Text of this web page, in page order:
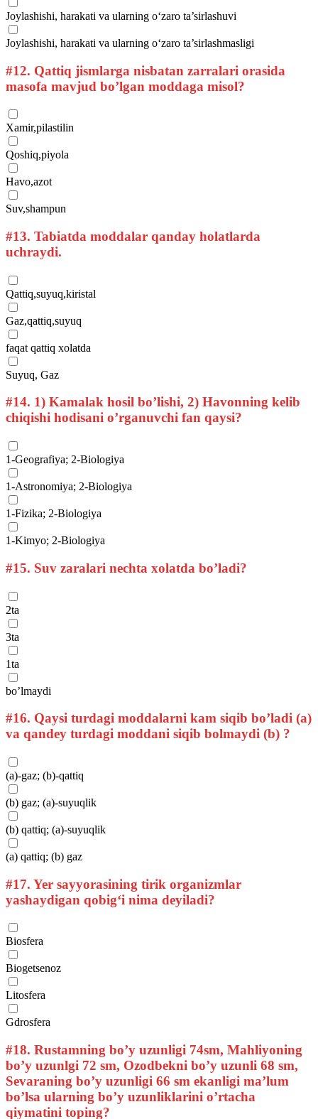
Joylashishi, harakati va ularning o‘zaro ta’sirlashuvi
Joylashishi, harakati va ularning o‘zaro ta’sirlashmasligi
#12. Qattiq jismlarga nisbatan zarralari orasida
masofa mavjud bo’lgan moddaga misol?
Xamir,pilastilin
Qoshiq,piyola
Havo,azot
Suv,shampun
#13. Tabiatda moddalar qanday holatlarda
uchraydi.
Qattiq,suyuq,kiristal
Gaz,qattiq,suyuq
faqat qattiq xolatda
Suyuq, Gaz
#14. 1) Kamalak hosil bo’lishi, 2) Havonning kelib
chiqishi hodisani o’rganuvchi fan qaysi?
1-Geografiya; 2-Biologiya
1-Astronomiya; 2-Biologiya
1-Fizika; 2-Biologiya
1-Kimyo; 2-Biologiya
#15. Suv zaralari nechta xolatda bo’ladi?
2ta
3ta
1ta
bo’lmaydi
#16. Qaysi turdagi moddalarni kam siqib bo’ladi (a)
va qandey turdagi moddani siqib bolmaydi (b) ?
(a)-gaz; (b)-qattiq
(b) gaz; (a)-suyuqlik
(b) qattiq; (a)-suyuqlik
(a) qattiq; (b) gaz
#17. Yer sayyorasining tirik organizmlar
yashaydigan qobig‘i nima deyiladi?
Biosfera
Biogetsenoz
Litosfera
Gdrosfera
#18. Rustamning bo’y uzunligi 74sm, Mahliyoning
bo’y uzunlgi 72 sm, Ozodbekni bo’y uzunli 68 sm,
Sevaraning bo’y uzunligi 66 sm ekanligi ma’lum
bo’lsa ularning bo’y uzunliklarini o’rtacha
qiymatini toping?